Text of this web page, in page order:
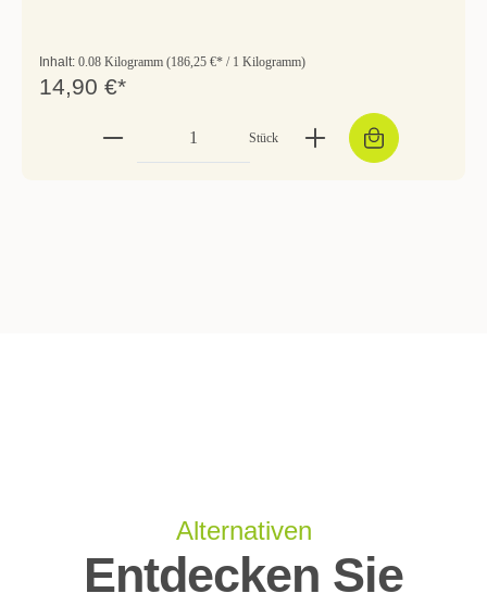
Inhalt: 0.08 Kilogramm (186,25 €* / 1 Kilogramm)
14,90 €*
Stück
Alternativen
Entdecken Sie